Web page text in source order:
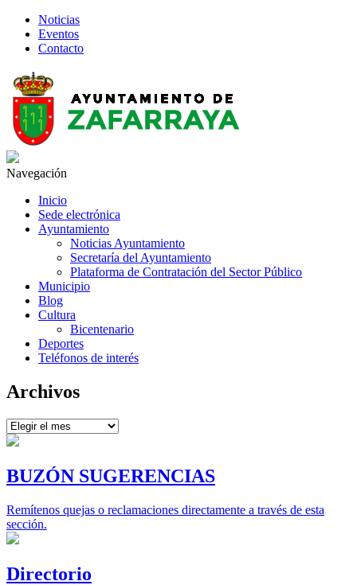
Noticias
Eventos
Contacto
Navegación
Inicio
Sede electrónica
Ayuntamiento
Noticias Ayuntamiento
Secretaría del Ayuntamiento
Plataforma de Contratación del Sector Público
Municipio
Blog
Cultura
Bicentenario
Deportes
Teléfonos de interés
Archivos
Archivos
BUZÓN SUGERENCIAS
Remítenos quejas o reclamaciones directamente a través de esta
sección.
Directorio